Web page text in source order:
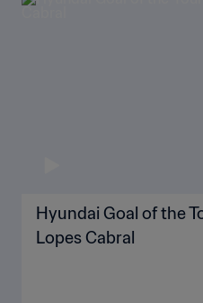
Hyundai Goal of the
Lopes Cabral